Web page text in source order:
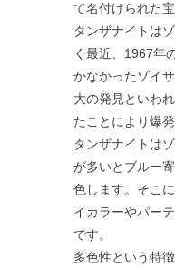
て名付けられた宝
タンザナイトは
く最近、1967年
かなかったゾイ
大の発見といわ
たことにより爆
タンザナイトは
が多いとブルー
色します。そこ
イカラーやパー
です。
多色性という特